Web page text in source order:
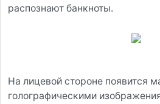
распознают банкноты.
На лицевой стороне появится
голографическими